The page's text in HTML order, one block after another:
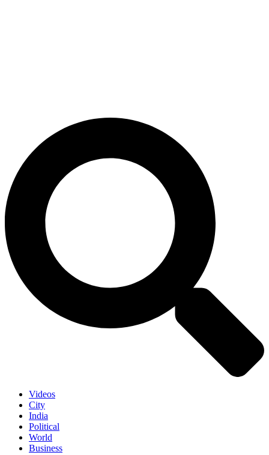
Videos
City
India
Political
World
Business